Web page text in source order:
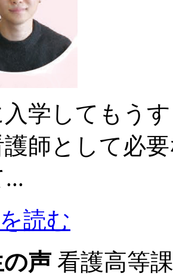
学してもう
師として必
読む
声 看護高等